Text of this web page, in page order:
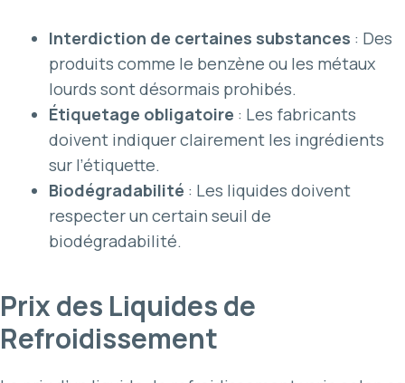
Interdiction de certaines substances : Des
produits comme le benzène ou les métaux
lourds sont désormais prohibés.
Étiquetage obligatoire : Les fabricants
doivent indiquer clairement les ingrédients
sur l’étiquette.
Biodégradabilité : Les liquides doivent
respecter un certain seuil de
biodégradabilité.
Prix des Liquides de
Refroidissement